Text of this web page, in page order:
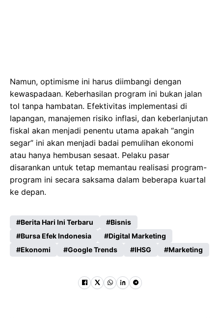
Namun, optimisme ini harus diimbangi dengan
kewaspadaan. Keberhasilan program ini bukan jalan
tol tanpa hambatan. Efektivitas implementasi di
lapangan, manajemen risiko inflasi, dan keberlanjutan
fiskal akan menjadi penentu utama apakah “angin
segar” ini akan menjadi badai pemulihan ekonomi
atau hanya hembusan sesaat. Pelaku pasar
disarankan untuk tetap memantau realisasi program-
program ini secara saksama dalam beberapa kuartal
ke depan.
Berita Hari Ini Terbaru
Bisnis
Bursa Efek Indonesia
Digital Marketing
Ekonomi
Google Trends IHSG Marketing